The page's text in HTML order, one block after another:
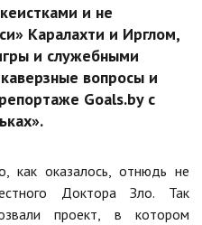
и не
Каралахти и Ирглом,
и служебными
вопросы и
Goals.by с
как оказалось, отнюдь не
Доктора Зло. Так
проект, в котором